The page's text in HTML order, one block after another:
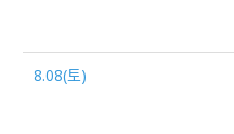
8.08(토)